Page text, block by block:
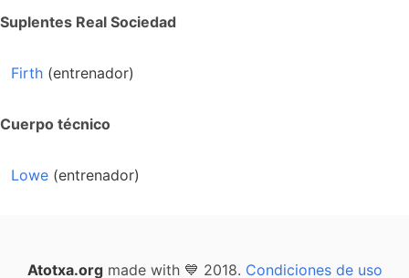
Suplentes Real Sociedad
Firth (entrenador)
Cuerpo técnico
Lowe (entrenador)
Atotxa.orgmade with 💙 2018. Condiciones de uso